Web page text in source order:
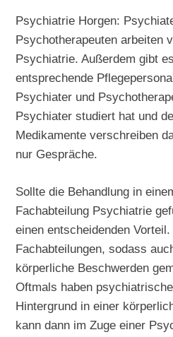
Psychiatrie Horgen:
Psychotherapeuten arbeiten
Psychiatrie. Außerdem gibt
entsprechende
Psychiater und
Psychiater studiert hat und
Medikamente verschreiben
nur Gespräche.
Sollte die Behandlung in
Fachabteilung Psychiatrie
einen entscheidenden
Fachabteilungen, sodass
körperliche Beschwerden
Oftmals haben
Hintergrund in einer
kann dann im Zuge einer